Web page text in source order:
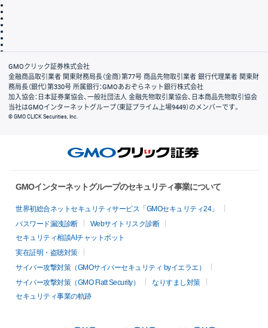
会社案内
GMOクリック証券株式会社
金融商品取引業者 関東財務局長（金商）第77号 商品先物取引業者 銀行代理業者 関東財
務局長（銀代）第330号 所属銀行：GMOあおぞらネット銀行株式会社
加入協会：日本証券業協会、一般社団法人 金融先物取引業協会、日本商品先物取引協会
当社はGMOインターネットグループ（東証プライム上場9449）のメンバーです。
© GMO CLICK Securities, Inc.
GMOインターネットグループのセキュリティ事業について
世界初総合ネットセキュリティサービス「GMOセキュリティ24」
パスワード漏洩診断
Webサイトリスク診断
セキュリティ相談AIチャットボット
実在証明・盗聴対策
サイバー攻撃対策（GMOサイバーセキュリティ byイエラエ）
サイバー攻撃対策（GMO Flatt Security）
なりすまし対策
セキュリティ事業の軌跡